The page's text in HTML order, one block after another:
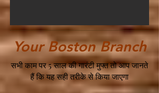
Your Boston Branch
सभी काम पर 5 साल की गारंटी मुफ्त तो आप जानते
हैं कि यह सही तरीके से किया जाएगा